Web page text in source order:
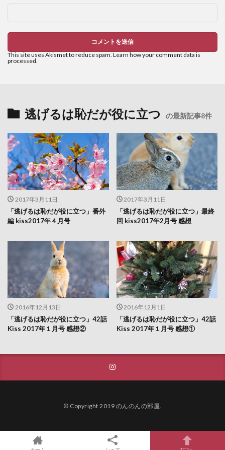
This site uses Akismet to reduce spam. Learn how your comment data is
processed.
逃げるは恥だが役に立つ の最新記事8件
2017年3月11日
「逃げるは恥だが役に立つ」番外
編 kiss2017年４月号
2017年3月11日
「逃げるは恥だが役に立つ」最終
回 kiss2017年2月号 感想
2016年12月13日
「逃げるは恥だが役に立つ」42話
Kiss 2017年１月号 感想②
2016年12月1日
「逃げるは恥だが役に立つ」42話
Kiss 2017年１月号 感想①
© Copyright 2019 のんのんの部屋.